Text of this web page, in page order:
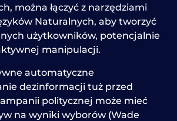
można łączyć z narzędziami
Naturalnych, aby tworzyć
użytkowników, potencjalnie
manipulacji.
automatyczne
dezinformacji tuż przed
politycznej może mieć
na wyniki wyborów (Wade